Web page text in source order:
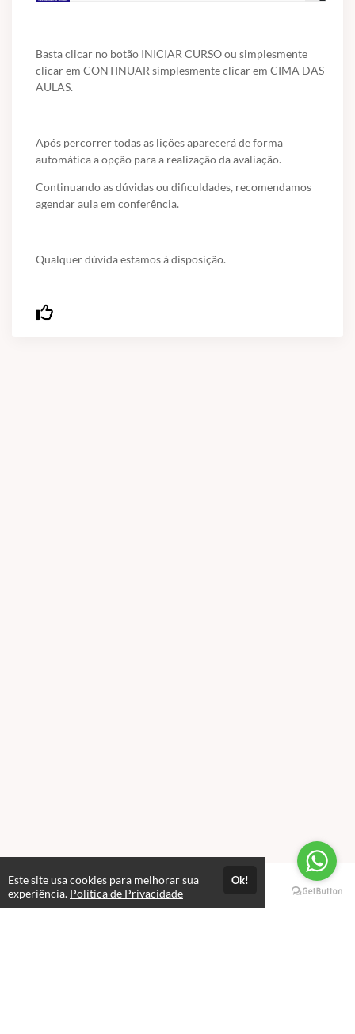
Basta clicar no botão INICIAR CURSO ou simplesmente
clicar em CONTINUAR simplesmente clicar em CIMA DAS
AULAS.
Após percorrer todas as lições aparecerá de forma
automática a opção para a realização da avaliação.
Continuando as dúvidas ou dificuldades, recomendamos
agendar aula em conferência.
Qualquer dúvida estamos à disposição.
Páginas
Este site usa cookies para melhorar sua
experiência. Política de Privacidade
Ok!